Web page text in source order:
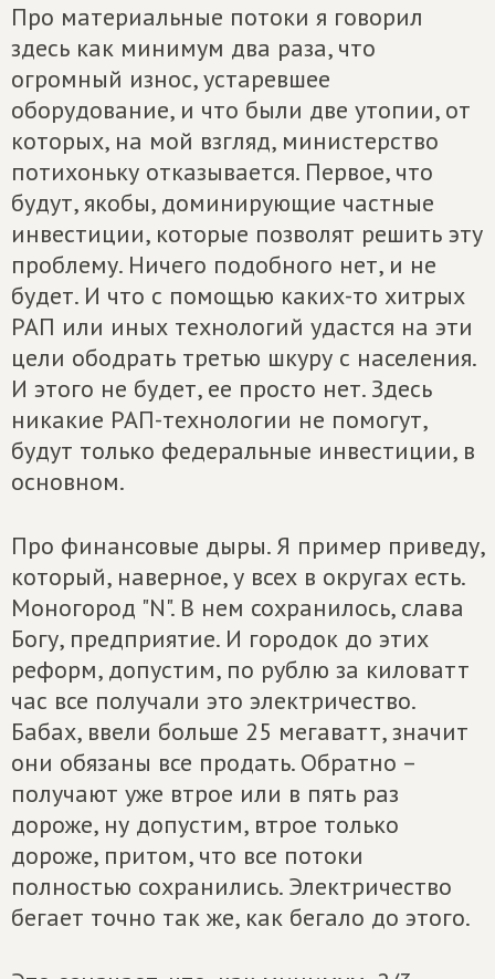
Про материальные потоки я говорил
здесь как минимум два раза, что
огромный износ, устаревшее
оборудование, и что были две утопии, от
которых, на мой взгляд, министерство
потихоньку отказывается. Первое, что
будут, якобы, доминирующие частные
инвестиции, которые позволят решить эту
проблему. Ничего подобного нет, и не
будет. И что с помощью каких-то хитрых
РАП или иных технологий удастся на эти
цели ободрать третью шкуру с населения.
И этого не будет, ее просто нет. Здесь
никакие РАП-технологии не помогут,
будут только федеральные инвестиции, в
основном.
Про финансовые дыры. Я пример приведу,
который, наверное, у всех в округах есть.
Моногород "N". В нем сохранилось, слава
Богу, предприятие. И городок до этих
реформ, допустим, по рублю за киловатт
час все получали это электричество.
Бабах, ввели больше 25 мегаватт, значит
они обязаны все продать. Обратно –
получают уже втрое или в пять раз
дороже, ну допустим, втрое только
дороже, притом, что все потоки
полностью сохранились. Электричество
бегает точно так же, как бегало до этого.